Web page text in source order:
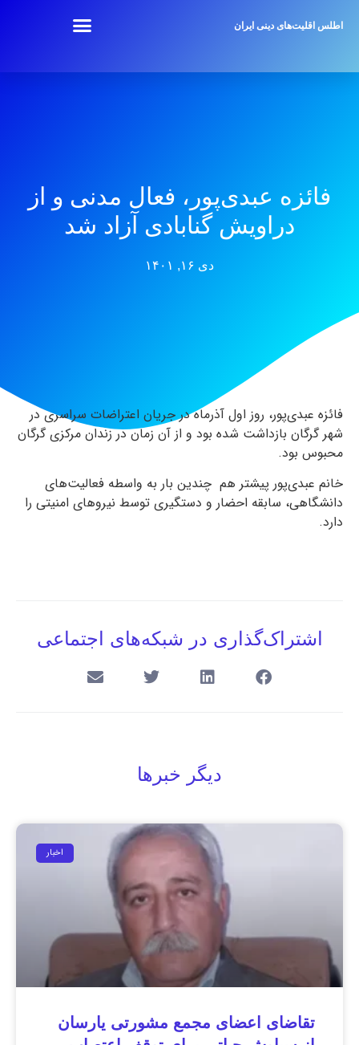
اطلس اقلیت‌های دینی ایران
فائزه عبدی‌پور، فعال مدنی و از
دراویش گنابادی آزاد شد
دی ۱۶, ۱۴۰۱
فائزه عبدی‌پور،‌ روز اول آذرماه در جریان اعتراضات سراسری در
شهر گرگان بازداشت شده بود و از آن زمان در زندان مرکزی گرگان
محبوس بود.
خانم عبدی‌پور پیشتر هم چندین بار به واسطه فعالیت‌های
دانشگاهی، سابقه احضار و دستگیری توسط نیروهای امنیتی را
دارد.
اشتراک‌گذاری در شبکه‌های اجتماعی
دیگر خبرها
اخبار
تقاضای اعضای مجمع مشورتی یارسان